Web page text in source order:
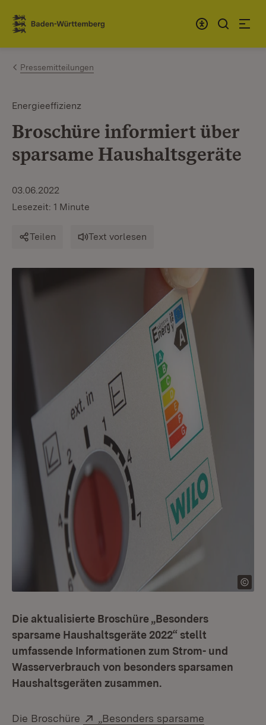
Zum Inhalt springen
Link zur Startseite
Pressemitteilungen
Energieeffizienz
Broschüre informiert über
sparsame Haushaltsgeräte
03.06.2022
Lesezeit: 1 Minute
Teilen Text vorlesen
Die aktualisierte Broschüre „Besonders
sparsame Haushaltsgeräte 2022“ stellt
umfassende Informationen zum Strom- und
Wasserverbrauch von besonders sparsamen
Haushaltsgeräten zusammen.
Die Broschüre Extern:
„Besonders sparsame